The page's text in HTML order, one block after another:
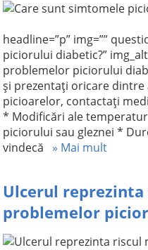
headline=”p” img=””
piciorului diabetic?”
problemelor piciorului
şi prezentaţi oricare
picioarelor, contactați
* Modificări ale
piciorului sau gleznei *
vindecă » Mai mult
Ulcerul
problemelor